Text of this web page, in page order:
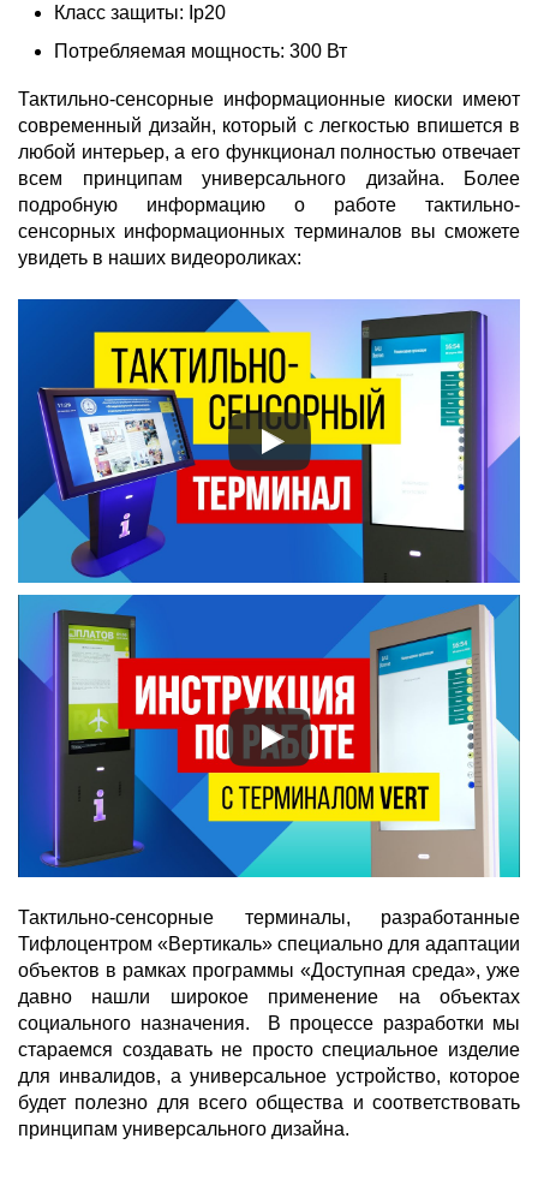
Класс защиты: Ip20
Потребляемая мощность: 300 Вт
Тактильно-сенсорные информационные киоски имеют
современный дизайн, который с легкостью впишется в
любой интерьер, а его функционал полностью отвечает
всем принципам универсального дизайна. Более
подробную информацию о работе тактильно-
сенсорных информационных терминалов вы сможете
увидеть в наших видеороликах:
Тактильно-сенсорные терминалы, разработанные
Тифлоцентром «Вертикаль» специально для адаптации
объектов в рамках программы «Доступная среда», уже
давно нашли широкое применение на объектах
социального назначения. В процессе разработки мы
стараемся создавать не просто специальное изделие
для инвалидов, а универсальное устройство, которое
будет полезно для всего общества и соответствовать
принципам универсального дизайна.